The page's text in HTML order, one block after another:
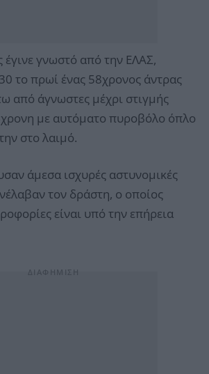
έγινε γνωστό από την ΕΛΑΣ,
το πρωί ένας 58χρονος άντρας
από άγνωστες μέχρι στιγμής
με αυτόματο πυροβόλο όπλο
στο λαιμό.
άμεσα ισχυρές αστυνομικές
τον δράστη, ο οποίος
είναι υπό την επήρεια